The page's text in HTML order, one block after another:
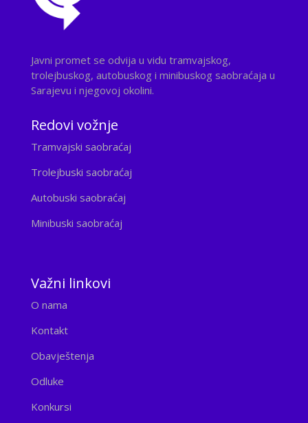
Javni promet se odvija u vidu tramvajskog,
trolejbuskog, autobuskog i minibuskog saobraćaja u
Sarajevu i njegovoj okolini.
Redovi vožnje
Tramvajski saobraćaj
Trolejbuski saobraćaj
Autobuski saobraćaj
Minibuski saobraćaj
Važni linkovi
O nama
Kontakt
Obavještenja
Odluke
Konkursi